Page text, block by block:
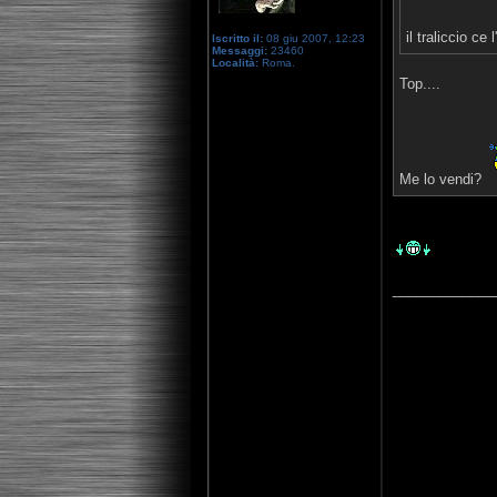
Iscritto il: 08 giu 2007, 12:23
Messaggi: 23460
Località: Roma.
il traliccio ce
Top....
Me lo vendi?